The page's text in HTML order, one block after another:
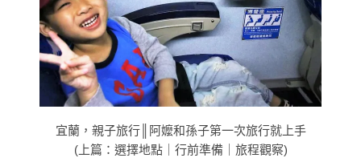
宜蘭，親子旅行║阿嬤和孫子第一次旅行就上手
(上篇：選擇地點｜行前準備｜旅程觀察)